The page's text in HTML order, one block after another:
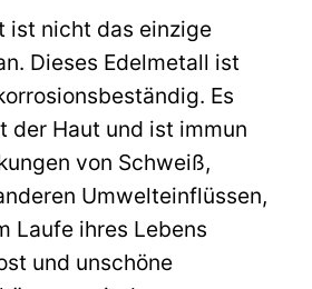
ist nicht das einzige
Dieses Edelmetall ist
Es
der Haut und ist immun
von Schweiß,
Umwelteinflüssen,
Laufe ihres Lebens
und unschöne